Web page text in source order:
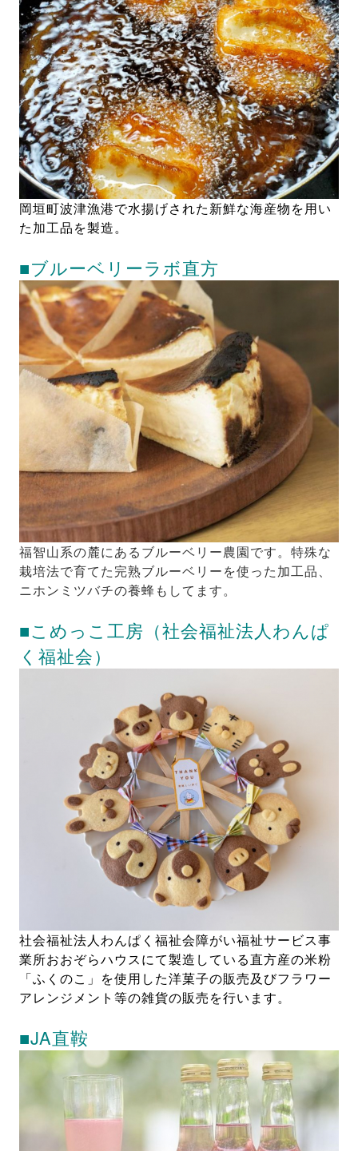
岡垣町波津漁港で水揚げされた新鮮な海産物を用い
た加工品を製造。
■ブルーベリーラボ直方
福智山系の麓にあるブルーベリー農園です。特殊な
栽培法で育てた完熟ブルーベリーを使った加工品、
ニホンミツバチの養蜂もしてます。
■こめっこ工房（社会福祉法人わんぱ
く福祉会）
社会福祉法人わんぱく福祉会障がい福祉サービス事
業所おおぞらハウスにて製造している直方産の米粉
「ふくのこ」を使用した洋菓子の販売及びフラワー
アレンジメント等の雑貨の販売を行います。
■JA直鞍